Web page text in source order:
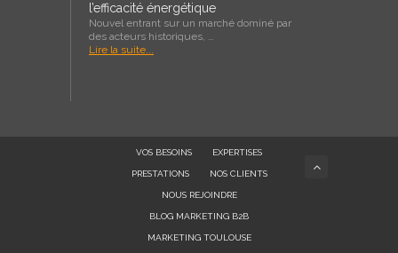
l’efficacité énergétique
Nouvel entrant sur un marché dominé par
des acteurs historiques, …
Lire la suite...
VOS BESOINS EXPERTISES
PRESTATIONS NOS CLIENTS
NOUS REJOINDRE
BLOG MARKETING B2B
MARKETING TOULOUSE